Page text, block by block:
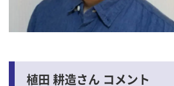
植田 耕造さん コメント